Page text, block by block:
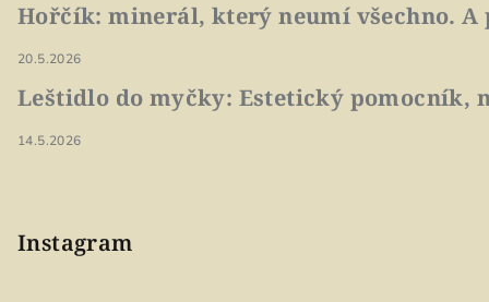
Hořčík: minerál, který neumí všechno.
20.5.2026
Leštidlo do myčky: Estetický pomocník,
14.5.2026
Instagram